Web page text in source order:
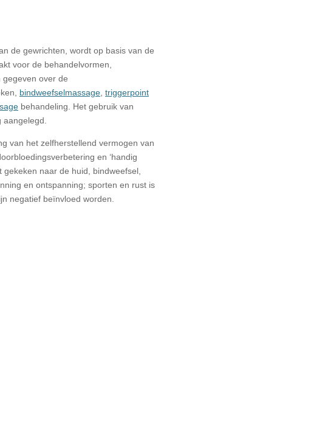
de gewrichten, wordt op basis van de
voor de behandelvormen,
over de
bindweefselmassage triggerpoint
behandeling. Het gebruik van
van het zelfherstellend vermogen van
en ‘handig
naar de huid, bindweefsel,
en ontspanning; sporten en rust is
negatief beïnvloed worden.